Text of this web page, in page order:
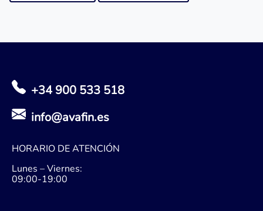
+34 900 533 518
info@avafin.es
HORARIO DE ATENCIÓN
Lunes – Viernes:
09:00-19:00